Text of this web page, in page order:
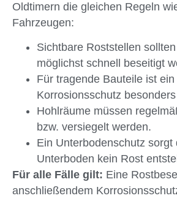
Oldtimern die gleichen Regeln
Fahrzeugen:
Sichtbare Roststellen
möglichst schnell beseitigt
Für tragende Bauteile ist
Korrosionsschutz
Hohlräume müssen
bzw. versiegelt werden.
Ein Unterbodenschutz sorgt
Unterboden kein Rost
Für alle Fälle gilt: Eine
anschließendem